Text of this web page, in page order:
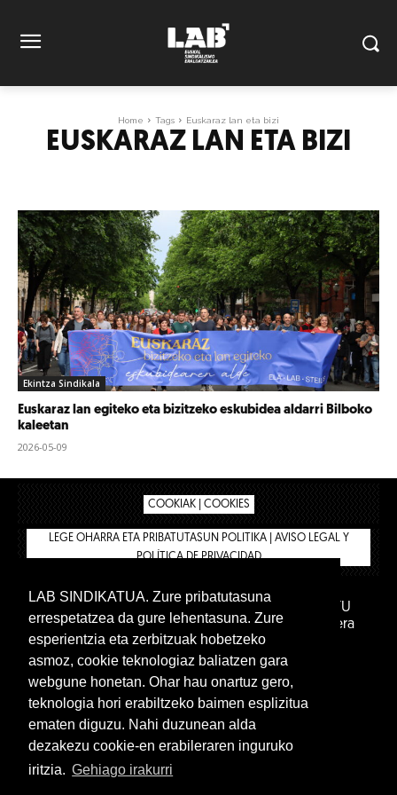
Home Tags Euskaraz lan eta bizi
EUSKARAZ LAN ETA BIZI
Ekintza Sindikala
Euskaraz lan egiteko eta bizitzeko eskubidea aldarri Bilboko
kaleetan
2026-05-09
COOKIAK | COOKIES
LEGE OHARRA ETA PRIBATUTASUN POLITIKA | AVISO LEGAL Y
POLÍTICA DE PRIVACIDAD
IPAR HEGOA FUNDAZIOA
AFILIATU
DENDA
BARNE GUNEA 🔑 Euskara Gaztelera
LAB SINDIKATUA. Zure pribatutasuna
errespetatzea da gure lehentasuna. Zure
esperientzia eta zerbitzuak hobetzeko
asmoz, cookie teknologiaz baliatzen gara
webgune honetan. Ohar hau onartuz gero,
teknologia hori erabiltzeko baimen esplizitua
ematen diguzu. Nahi duzunean alda
dezakezu cookie-en erabileraren inguruko
iritzia. Gehiago irakurri